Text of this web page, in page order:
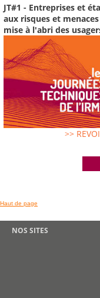
JT#1 - Entreprises et
aux risques et
mise à l'abri des
>>
Haut de page
NOS SITES